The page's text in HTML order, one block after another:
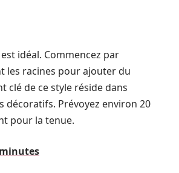
idéal. Commencez par
les racines pour ajouter du
clé de ce style réside dans
décoratifs. Prévoyez environ 20
pour la tenue.